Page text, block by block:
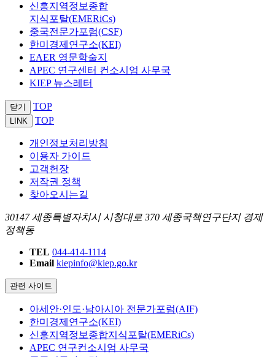
신흥지역정보종합
지식포탈(EMERiCs)
중국전문가포럼(CSF)
한미경제연구소(KEI)
EAER 영문학술지
APEC 연구센터 컨소시엄 사무국
KIEP 뉴스레터
닫기 TOP
LINK TOP
개인정보처리방침
이용자 가이드
고객헌장
저작권 정책
찾아오시는길
30147 세종특별자치시 시청대로 370 세종국책연구단지 경제
정책동
TEL 044-414-1114
Email kiepinfo@kiep.go.kr
관련 사이트
아세안·인도·남아시아 전문가포럼(AIF)
한미경제연구소(KEI)
신흥지역정보종합지식포탈(EMERiCs)
APEC 연구컨소시엄 사무국